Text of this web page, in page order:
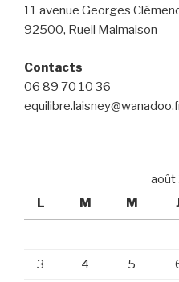
11 avenue Georges
92500, Rueil Malmaison
Contacts
06 89 70 10 36
août
L
M M
3 4 5